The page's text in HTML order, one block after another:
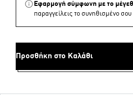
Εφαρμογή σύμφωνη με το
παραγγείλεις το συνηθισμένο
Προσθήκη στο Καλάθι